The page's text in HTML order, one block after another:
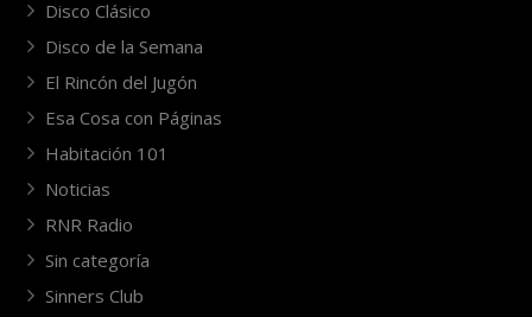
Disco Clásico
Disco de la Semana
El Rincón del Jugón
Esa Cosa con Páginas
Habitación 101
Noticias
RNR Radio
Sin categoría
Sinners Club